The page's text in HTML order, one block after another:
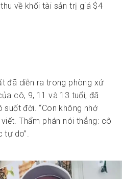
về khối tài sản trị giá $4
đã diễn ra trong phòng xử
cô, 9, 11 và 13 tuổi, đã
đời. “Con không nhớ
Thẩm phán nói thẳng: cô
do”.